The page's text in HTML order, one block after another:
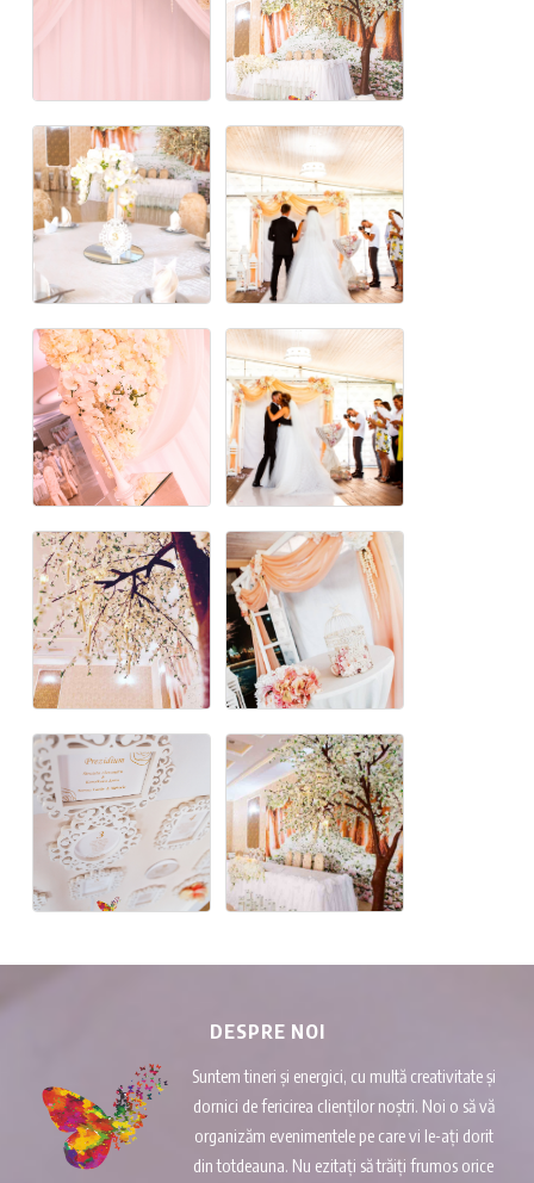
DESPRE NOI
Suntem tineri și energici, cu multă creativitate și
dornici de fericirea clienților noștri. Noi o să vă
organizăm evenimentele pe care vi le-ați dorit
din totdeauna. Nu ezitați să trăiți frumos orice